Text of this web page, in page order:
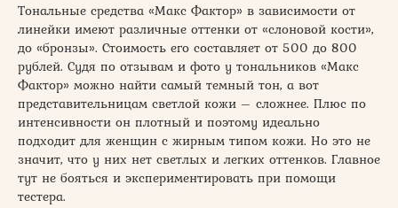
Тональные средства «Макс Фактор» в зависимости от
линейки имеют различные оттенки от «слоновой кости»,
до «бронзы». Стоимость его составляет от 500 до 800
рублей. Судя по отзывам и фото у тональников «Макс
Фактор» можно найти самый темный тон, а вот
представительницам светлой кожи – сложнее. Плюс по
интенсивности он плотный и поэтому идеально
подходит для женщин с жирным типом кожи. Но это не
значит, что у них нет светлых и легких оттенков. Главное
тут не бояться и экспериментировать при помощи
тестера.